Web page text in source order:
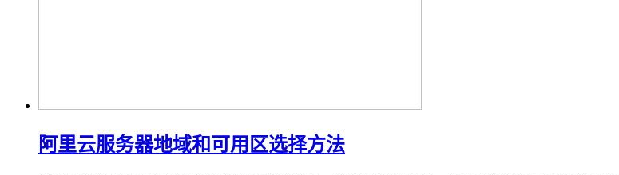
阿里云服务器地域和可用区选择方法